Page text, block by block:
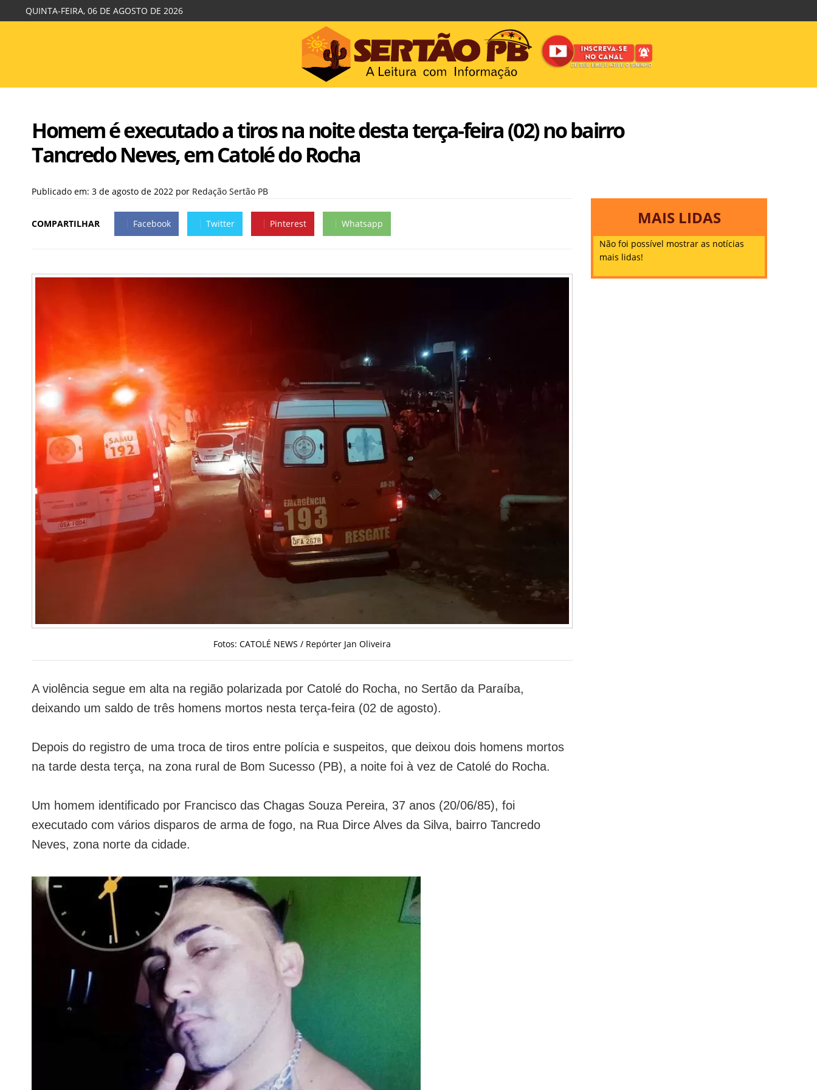
QUINTA-FEIRA, 06 DE AGOSTO DE 2026
Homem é executado a tiros na noite desta terça-feira (02) no bairro
Tancredo Neves, em Catolé do Rocha
Publicado em: 3 de agosto de 2022 por Redação Sertão PB
COMPARTILHAR Facebook Twitter Pinterest Whatsapp
Fotos: CATOLÉ NEWS / Repórter Jan Oliveira
A violência segue em alta na região polarizada por Catolé do Rocha, no Sertão da Paraíba,
deixando um saldo de três homens mortos nesta terça-feira (02 de agosto).
Depois do registro de uma troca de tiros entre polícia e suspeitos, que deixou dois homens mortos
na tarde desta terça, na zona rural de Bom Sucesso (PB), a noite foi à vez de Catolé do Rocha.
Um homem identificado por Francisco das Chagas Souza Pereira, 37 anos (20/06/85), foi
executado com vários disparos de arma de fogo, na Rua Dirce Alves da Silva, bairro Tancredo
Neves, zona norte da cidade.
MAIS LIDAS
Não foi possível mostrar as notícias
mais lidas!